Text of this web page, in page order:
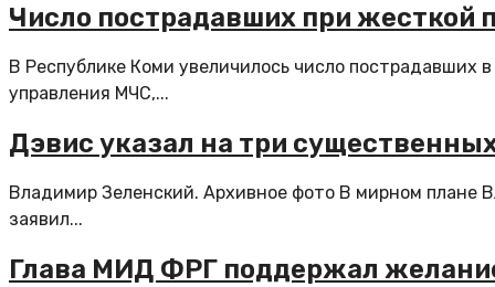
Число пострадавших при жесткой
В Республике Коми увеличилось число пострадавших
управления МЧС,...
Дэвис указал на три
Владимир Зеленский. Архивное фото В мирном плане
заявил...
Глава МИД ФРГ поддержал